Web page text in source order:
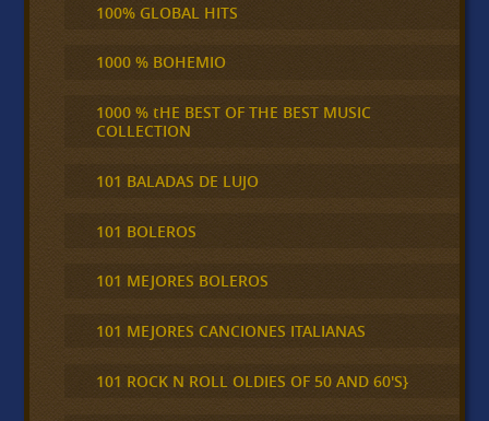
100% GLOBAL HITS
1000 % BOHEMIO
1000 % tHE BEST OF THE BEST MUSIC
COLLECTION
101 BALADAS DE LUJO
101 BOLEROS
101 MEJORES BOLEROS
101 MEJORES CANCIONES ITALIANAS
101 ROCK N ROLL OLDIES OF 50 AND 60'S}